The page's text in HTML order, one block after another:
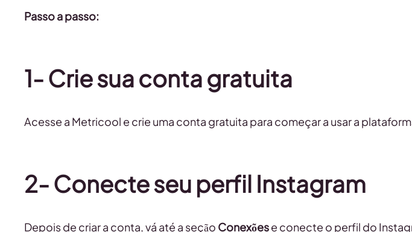
Passo a passo:
1- Crie sua conta gratuita
Acesse a Metricool e crie uma conta gratuita para começar a usar a
2- Conecte seu perfil Instagram
Depois de criar a conta, vá até a seção Conexõese conecte o perfil do